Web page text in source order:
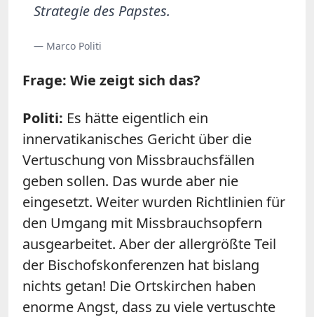
Strategie des Papstes.
— Marco Politi
Frage: Wie zeigt sich das?
Politi: Es hätte eigentlich ein
innervatikanisches Gericht über die
Vertuschung von Missbrauchsfällen
geben sollen. Das wurde aber nie
eingesetzt. Weiter wurden Richtlinien für
den Umgang mit Missbrauchsopfern
ausgearbeitet. Aber der allergrößte Teil
der Bischofskonferenzen hat bislang
nichts getan! Die Ortskirchen haben
enorme Angst, dass zu viele vertuschte